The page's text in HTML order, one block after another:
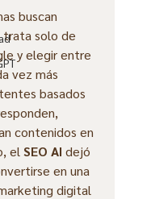
buscan
trata solo de
y elegir entre
vez más
basados
contenidos en
el SEO AI dejó
en una
digital